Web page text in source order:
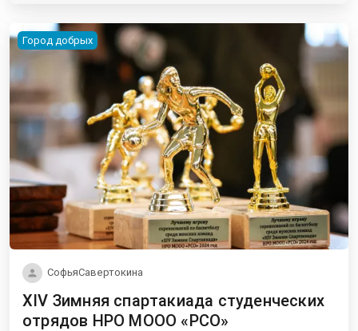
Город добрых
СофьяСавертокина
XIV Зимняя спартакиада студенческих
отрядов НРО МООО «РСО»